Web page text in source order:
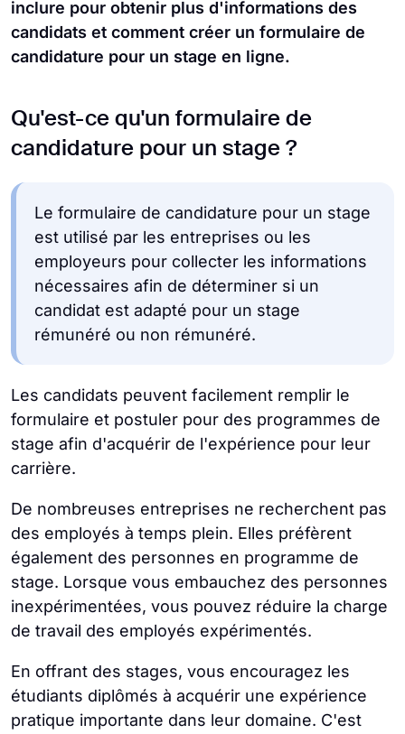
inclure pour obtenir plus d'informations des
candidats et comment créer un formulaire de
candidature pour un stage en ligne.
Qu'est-ce qu'un formulaire de
candidature pour un stage ?
Le formulaire de candidature pour un stage
est utilisé par les entreprises ou les
employeurs pour collecter les informations
nécessaires afin de déterminer si un
candidat est adapté pour un stage
rémunéré ou non rémunéré.
Les candidats peuvent facilement remplir le
formulaire et postuler pour des programmes de
stage afin d'acquérir de l'expérience pour leur
carrière.
De nombreuses entreprises ne recherchent pas
des employés à temps plein. Elles préfèrent
également des personnes en programme de
stage. Lorsque vous embauchez des personnes
inexpérimentées, vous pouvez réduire la charge
de travail des employés expérimentés.
En offrant des stages, vous encouragez les
étudiants diplômés à acquérir une expérience
pratique importante dans leur domaine. C'est